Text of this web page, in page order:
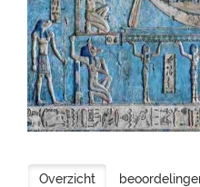
Overzicht